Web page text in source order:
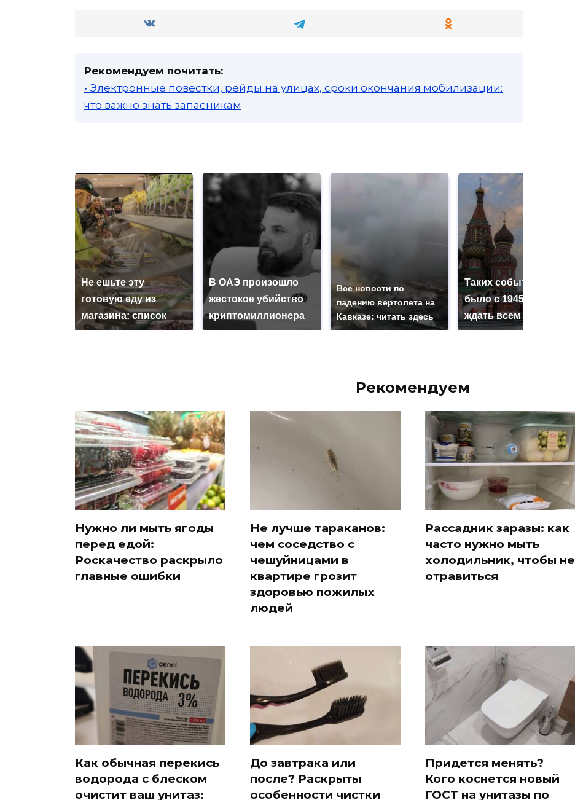
Рекомендуем почитать:
• Электронные повестки, рейды на улицах, сроки окончания мобилизации:
что важно знать запасникам
Не ешьте эту
готовую еду из
магазина: список
В ОАЭ произошло
жестокое убийство
криптомиллионера
Все новости по
падению вертолета на
Кавказе: читать здесь
Таких событий не
было с 1945: чего
ждать всем нам?
Рекомендуем
Нужно ли мыть ягоды
перед едой:
Роскачество раскрыло
главные ошибки
Не лучше тараканов:
чем соседство с
чешуйницами в
квартире грозит
здоровью пожилых
людей
Рассадник заразы: как
часто нужно мыть
холодильник, чтобы не
отравиться
Как обычная перекись
водорода с блеском
очистит ваш унитаз:
До завтрака или
после? Раскрыты
особенности чистки
Придется менять?
Кого коснется новый
ГОСТ на унитазы по